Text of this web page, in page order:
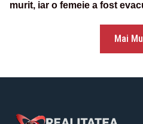
murit, iar o femeie a fost
Mai